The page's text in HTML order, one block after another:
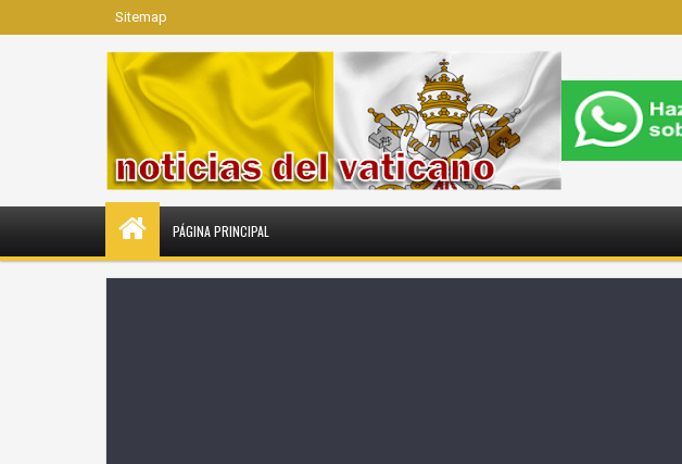
Sitemap
PÁGINA PRINCIPAL